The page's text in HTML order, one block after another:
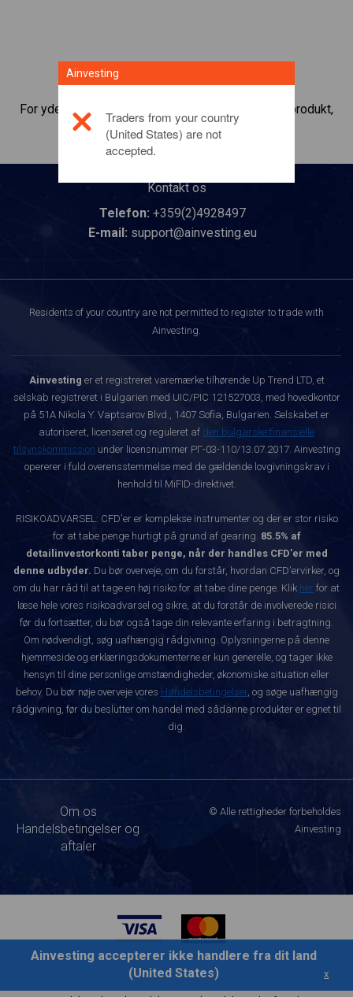
For yderligere oplysninger om dette investeringsprodukt,
bedes duklikke her
Kontakt os
Telefon: +359(2)4928497
E-mail: support@ainvesting.eu
Residents of your country are not permitted to register to trade with
Ainvesting.
Ainvesting er et registreret varemærke tilhørende Up Trend LTD, et
selskab registreret i Bulgarien med UIC/PIC 121527003, med hovedkontor
på 51A Nikola Y. Vaptsarov Blvd., 1407 Sofia, Bulgarien. Selskabet er
autoriseret, licenseret og reguleret af den bulgarske finansielle
tilsynskommission under licensnummer РГ-03-110/13.07.2017. Ainvesting
opererer i fuld overensstemmelse med de gældende lovgivningskrav i
henhold til MiFID-direktivet.
RISIKOADVARSEL: CFD'er er komplekse instrumenter og der er stor risiko
for at tabe penge hurtigt på grund af gearing. 85.5% af
detailinvestorkonti taber penge, når der handles CFD'er med
denne udbyder. Du bør overveje, om du forstår, hvordan CFD'ervirker, og
om du har råd til at tage en høj risiko for at tabe dine penge. Klik her for at
læse hele vores risikoadvarsel og sikre, at du forstår de involverede risici
før du fortsætter, du bør også tage din relevante erfaring i betragtning.
Om nødvendigt, søg uafhængig rådgivning. Oplysningerne på denne
hjemmeside og erklæringsdokumenterne er kun generelle, og tager ikke
hensyn til dine personlige omstændigheder, økonomiske situation eller
behov. Du bør nøje overveje vores Handelsbetingelser, og søge uafhængig
rådgivning, før du beslutter om handel med sådanne produkter er egnet til
dig.
Om os
Handelsbetingelser og
aftaler
© Alle rettigheder forbeholdes
Ainvesting
Ainvesting
Traders from your country
(United States) are not
accepted.
Ainvesting accepterer ikke handlere fra dit land
(United States)
x